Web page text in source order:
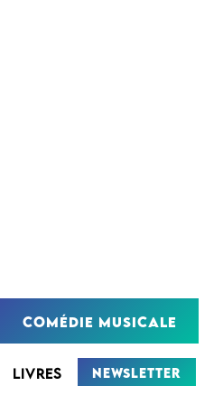
COMÉDIE MUSICALE
LIVRES NEWSLETTER